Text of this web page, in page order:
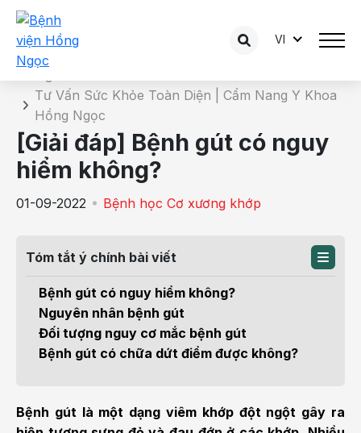
VI
Chi tiết bài tư vấn
Tư Vấn Sức Khỏe Toàn Diện | Cẩm Nang Y Khoa
Hồng Ngọc
[Giải đáp] Bệnh gút có nguy
hiểm không?
01-09-2022 Bệnh học Cơ xương khớp
Tóm tắt ý chính bài viết
Bệnh gút có nguy hiểm không?
Nguyên nhân bệnh gút
Đối tượng nguy cơ mắc bệnh gút
Bệnh gút có chữa dứt điểm được không?
Bệnh gút là một dạng viêm khớp đột ngột gây ra